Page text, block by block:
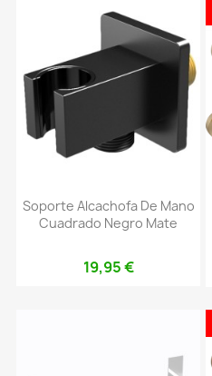
Soporte Alcachofa De Mano
Cuadrado Negro Mate
19,95 €